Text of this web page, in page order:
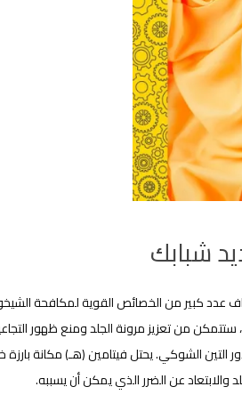
شبابك
عدد كبير من الخصائص القوية لمكافحة
من تعزيز مرونة الجلد ومنع ظهور
الشوكي. يحتل فيتامين (هـ) مكانة بارزة
والابتعاد عن الضرر الذي يمكن أن يسببه.